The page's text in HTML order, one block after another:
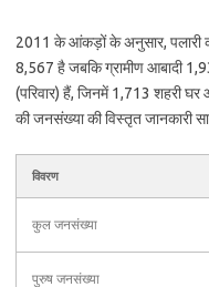
2011 के आंकड़ों के अनुसार, पलारी
8,567 है जबकि ग्रामीण आबादी
(परिवार) हैं, जिनमें 1,713 शहरी
की जनसंख्या की विस्तृत जानकारी
विवरण
कुल जनसंख्या
पुरुष जनसंख्या